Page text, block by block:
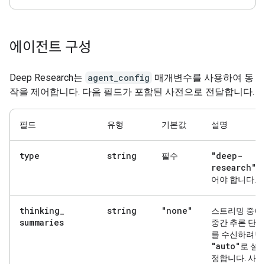
에이전트 구성
Deep Research는 agent_config 매개변수를 사용하여 동
작을 제어합니다. 다음 필드가 포함된 사전으로 전달합니다.
필드 유형 기본값 설명
type string 필수
"deep-
research"
어야 합니다.
thinking_
summaries
string "none"
스트리밍 중에
중간 추론 단계
를 수신하려면
"auto" 로 설
정합니다. 사용